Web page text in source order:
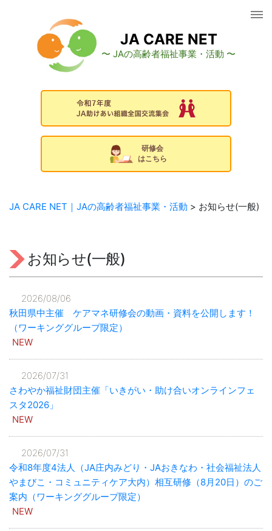
JA CARE NET
〜 JAの高齢者福祉事業・活動 〜
研修会
はこちら
JA CARE NET｜JAの高齢者福祉事業・活動 > お知らせ(一般)
お知らせ(一般)
2026/08/06
秋田県中主催 ケアマネ研修会の動画・資料を公開します！
（ワーキンググループ限定）
NEW
2026/07/31
さわやか福祉財団主催「いきがい・助け合いオンラインフェ
スタ2026」
NEW
2026/07/31
令和8年度4法人（JA庄内みどり・JAおきなわ・社会福祉法人
やまびこ・コミュニティケア大内）相互研修（8月20日）のご
案内（ワーキンググループ限定）
NEW